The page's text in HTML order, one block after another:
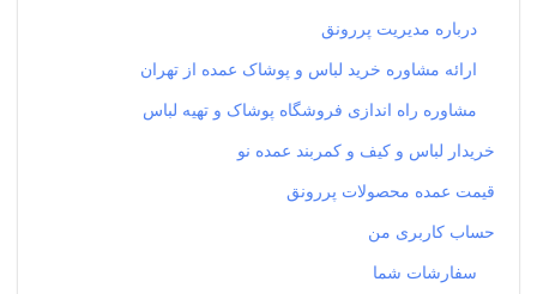
درباره مدیریت پررونق
ارائه مشاوره خرید لباس و پوشاک عمده از تهران
مشاوره راه اندازی فروشگاه پوشاک و تهیه لباس
خریدار لباس و کیف و کمربند عمده نو
قیمت عمده محصولات پررونق
حساب کاربری من
سفارشات شما